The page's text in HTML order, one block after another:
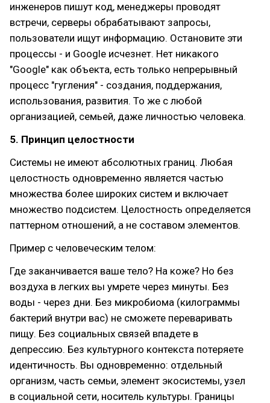
инженеров пишут код, менеджеры проводят
встречи, серверы обрабатывают запросы,
пользователи ищут информацию. Остановите эти
процессы - и Google исчезнет. Нет никакого
"Google" как объекта, есть только непрерывный
процесс "гугления" - создания, поддержания,
использования, развития. То же с любой
организацией, семьей, даже личностью человека.
5. Принцип целостности
Системы не имеют абсолютных границ. Любая
целостность одновременно является частью
множества более широких систем и включает
множество подсистем. Целостность определяется
паттерном отношений, а не составом элементов.
Пример с человеческим телом:
Где заканчивается ваше тело? На коже? Но без
воздуха в легких вы умрете через минуты. Без
воды - через дни. Без микробиома (килограммы
бактерий внутри вас) не сможете переваривать
пищу. Без социальных связей впадете в
депрессию. Без культурного контекста потеряете
идентичность. Вы одновременно: отдельный
организм, часть семьи, элемент экосистемы, узел
в социальной сети, носитель культуры. Границы